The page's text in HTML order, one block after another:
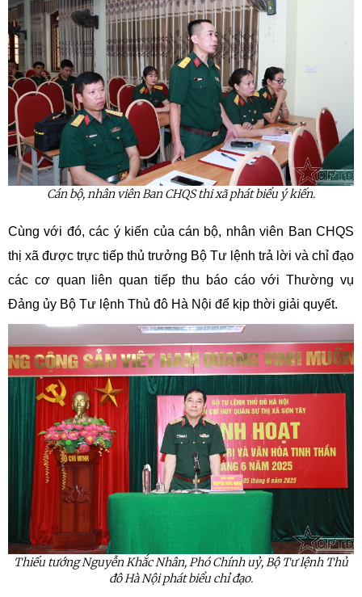
Cán bộ, nhân viên Ban CHQS thi xã phát biểu ý kiến.
Cùng với đó, các ý kiến của cán bộ, nhân viên Ban CHQS
thị xã được trực tiếp thủ trưởng Bộ Tư lệnh trả lời và chỉ đạo
các cơ quan liên quan tiếp thu báo cáo với Thường vụ
Đảng ủy Bộ Tư lệnh Thủ đô Hà Nội để kịp thời giải quyết.
Thiếu tướng Nguyễn Khắc Nhân, Phó Chính uỷ, Bộ Tư lệnh Thủ
đô Hà Nội phát biểu chỉ đạo.